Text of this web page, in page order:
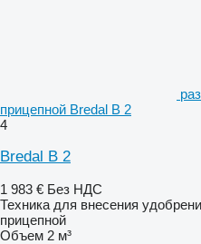
прицепной Bredal B 2
4
Bredal B 2
1 983 € Без НДС
Техника для внесения
прицепной
Объем 2 м³